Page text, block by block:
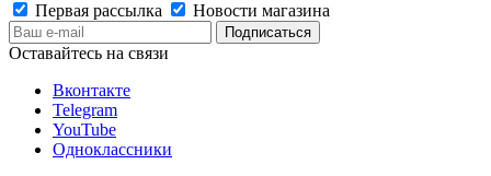
Первая рассылка
Новости магазина
Оставайтесь на связи
Вконтакте
Telegram
YouTube
Одноклассники